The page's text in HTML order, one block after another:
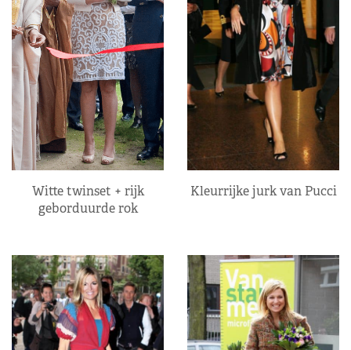
Witte twinset + rijk
geborduurde rok
Kleurrijke jurk van Pucci